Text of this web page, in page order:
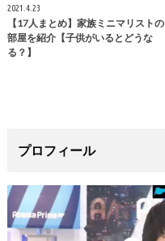
2021.4.23
【17人まとめ】家族ミニマリストの
部屋を紹介【子供がいるとどうな
る？】
プロフィール